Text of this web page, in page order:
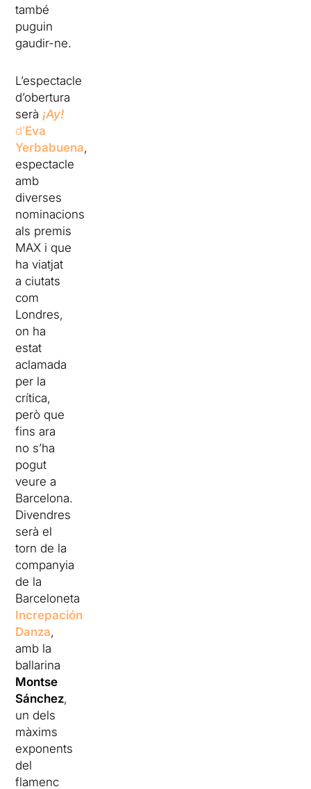
també
puguin
gaudir-ne.
L’espectacle
d’obertura
serà ¡Ay!
d’Eva
Yerbabuena,
espectacle
amb
diverses
nominacions
als premis
MAX i que
ha viatjat
a ciutats
com
Londres,
on ha
estat
aclamada
per la
crítica,
però que
fins ara
no s’ha
pogut
veure a
Barcelona.
Divendres
serà el
torn de la
companyia
de la
Barceloneta
Increpación
Danza,
amb la
ballarina
Montse
Sánchez,
un dels
màxims
exponents
del
flamenc